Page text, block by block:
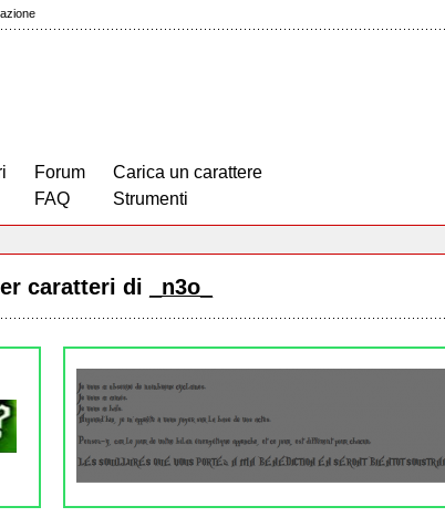
Forum
FAQ
Carica un carattere
Strumenti
caratteri di _n3o_